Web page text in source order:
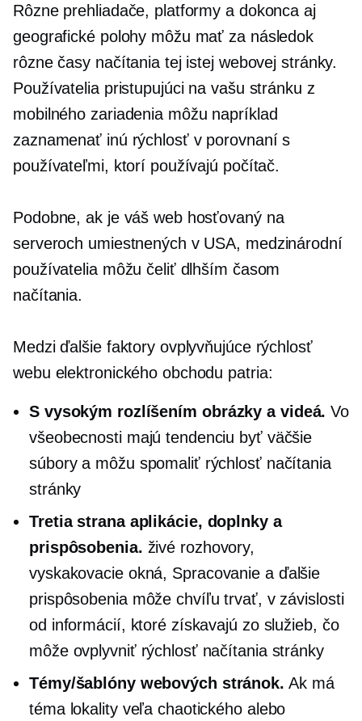
Rôzne prehliadače, platformy a dokonca aj
geografické polohy môžu mať za následok
rôzne časy načítania tej istej webovej stránky.
Používatelia pristupujúci na vašu stránku z
mobilného zariadenia môžu napríklad
zaznamenať inú rýchlosť v porovnaní s
používateľmi, ktorí používajú počítač.
Podobne, ak je váš web hosťovaný na
serveroch umiestnených v USA, medzinárodní
používatelia môžu čeliť dlhším časom
načítania.
Medzi ďalšie faktory ovplyvňujúce rýchlosť
webu elektronického obchodu patria:
S vysokým rozlíšením obrázky a videá. Vo
všeobecnosti majú tendenciu byť väčšie
súbory a môžu spomaliť rýchlosť načítania
stránky
Tretia stranaaplikácie, doplnky a
prispôsobenia. živé rozhovory,
vyskakovacie okná, Spracovanie a ďalšie
prispôsobenia môže chvíľu trvať, v závislosti
od informácií, ktoré získavajú zo služieb, čo
môže ovplyvniť rýchlosť načítania stránky
Témy/šablóny webových stránok. Ak má
téma lokality veľa chaotického alebo